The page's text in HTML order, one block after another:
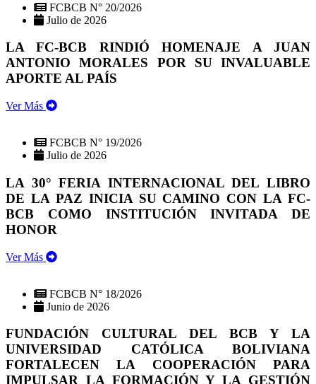
FCBCB N° 20/2026
Julio de 2026
LA FC-BCB RINDIÓ HOMENAJE A JUAN
ANTONIO MORALES POR SU INVALUABLE
APORTE AL PAÍS
Ver Más
FCBCB N° 19/2026
Julio de 2026
LA 30° FERIA INTERNACIONAL DEL LIBRO
DE LA PAZ INICIA SU CAMINO CON LA FC-
BCB COMO INSTITUCIÓN INVITADA DE
HONOR
Ver Más
FCBCB N° 18/2026
Junio de 2026
FUNDACIÓN CULTURAL DEL BCB Y LA
UNIVERSIDAD CATÓLICA BOLIVIANA
FORTALECEN LA COOPERACIÓN PARA
IMPULSAR LA FORMACIÓN Y LA GESTIÓN